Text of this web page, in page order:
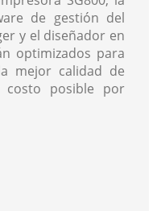
de gestión del
y el diseñador en
optimizados para
mejor calidad de
posible por